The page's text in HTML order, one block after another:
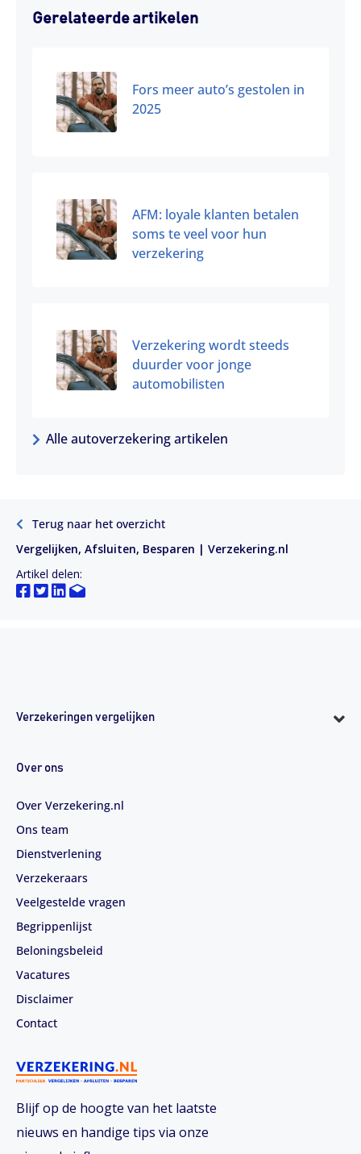
Gerelateerde artikelen
Fors meer auto’s gestolen in
2025
AFM: loyale klanten betalen
soms te veel voor hun
verzekering
Verzekering wordt steeds
duurder voor jonge
automobilisten
Alle autoverzekering artikelen
Terug naar het overzicht
Vergelijken, Afsluiten, Besparen | Verzekering.nl
Artikel delen:
Blijf op de hoogte van het laatste
nieuws en handige tips via onze
Verzekeringen vergelijken
Over ons
Over Verzekering.nl
Ons team
Dienstverlening
Verzekeraars
Veelgestelde vragen
Begrippenlijst
Beloningsbeleid
Vacatures
Disclaimer
Contact